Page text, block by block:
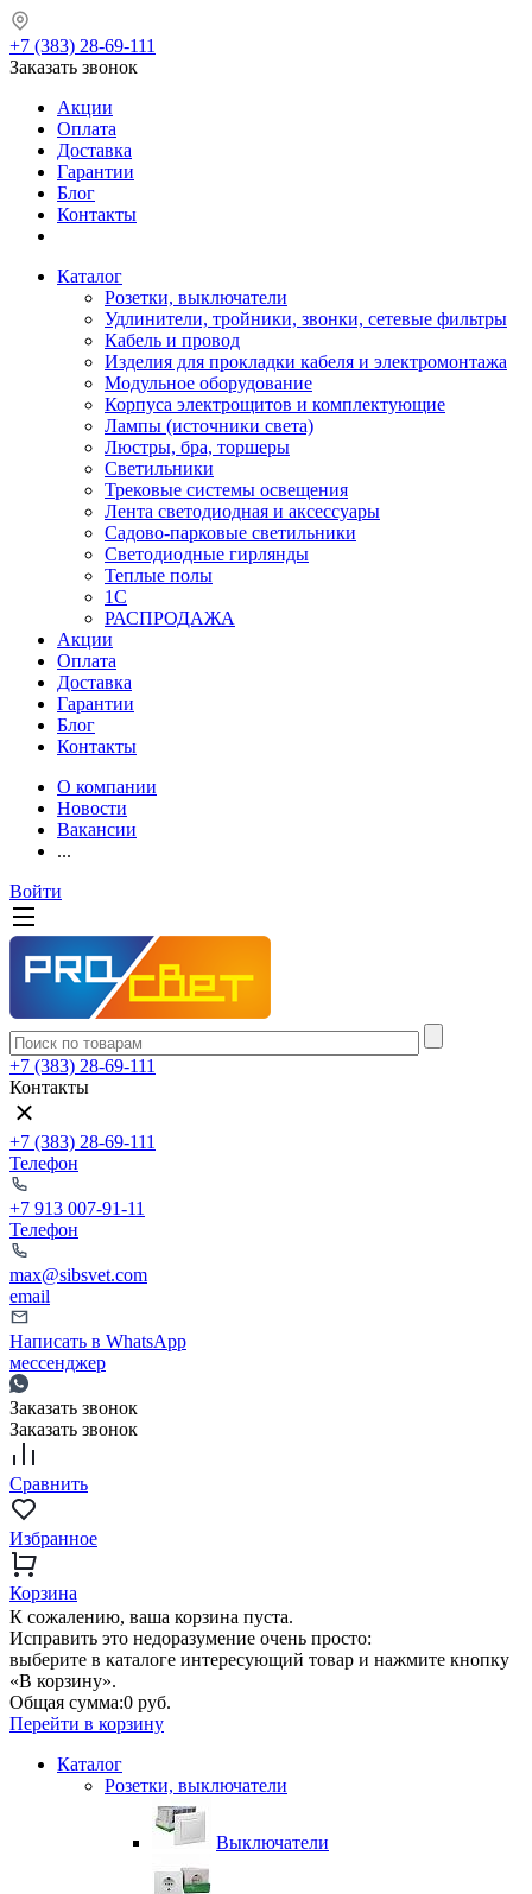
+7 (383) 28-69-111
Заказать звонок
Акции
Оплата
Доставка
Гарантии
Блог
Контакты
Каталог
Розетки, выключатели
Удлинители, тройники, звонки, сетевые фильтры
Кабель и провод
Изделия для прокладки кабеля и электромонтажа
Модульное оборудование
Корпуса электрощитов и комплектующие
Лампы (источники света)
Люстры, бра, торшеры
Светильники
Трековые системы освещения
Лента светодиодная и аксессуары
Садово-парковые светильники
Светодиодные гирлянды
Теплые полы
1С
РАСПРОДАЖА
Акции
Оплата
Доставка
Гарантии
Блог
Контакты
О компании
Новости
Вакансии
...
Войти
+7 (383) 28-69-111
Контакты
+7 (383) 28-69-111
Телефон
+7 913 007-91-11
Телефон
max@sibsvet.com
email
Написать в WhatsApp
мессенджер
Заказать звонок
Заказать звонок
Сравнить
Избранное
Корзина
К сожалению, ваша корзина пуста.
Исправить это недоразумение очень просто:
выберите в каталоге интересующий товар и нажмите кнопку
«В корзину».
Общая сумма:0 руб.
Перейти в корзину
Каталог
Розетки, выключатели
Выключатели